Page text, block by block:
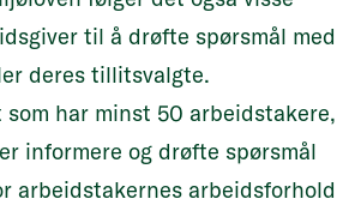
til å drøfte spørsmål med
deres tillitsvalgte.
som har minst 50 arbeidstakere,
informere og drøfte spørsmål
arbeidstakernes arbeidsforhold